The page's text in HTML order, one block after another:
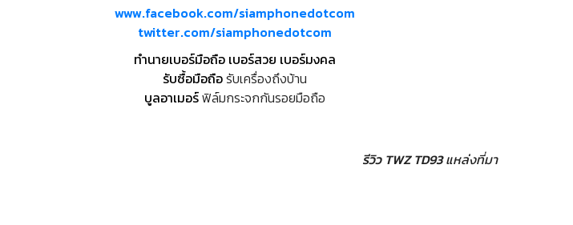
www.facebook.com/siamphonedotcom
twitter.com/siamphonedotcom
ทำนายเบอร์มือถือ เบอร์สวย เบอร์มงคล
รับซื้อมือถือรับเครื่องถึงบ้าน
บูลอาเมอร์ฟิล์มกระจกกันรอยมือถือ
รีวิว TWZ TD93 แหล่งที่มา